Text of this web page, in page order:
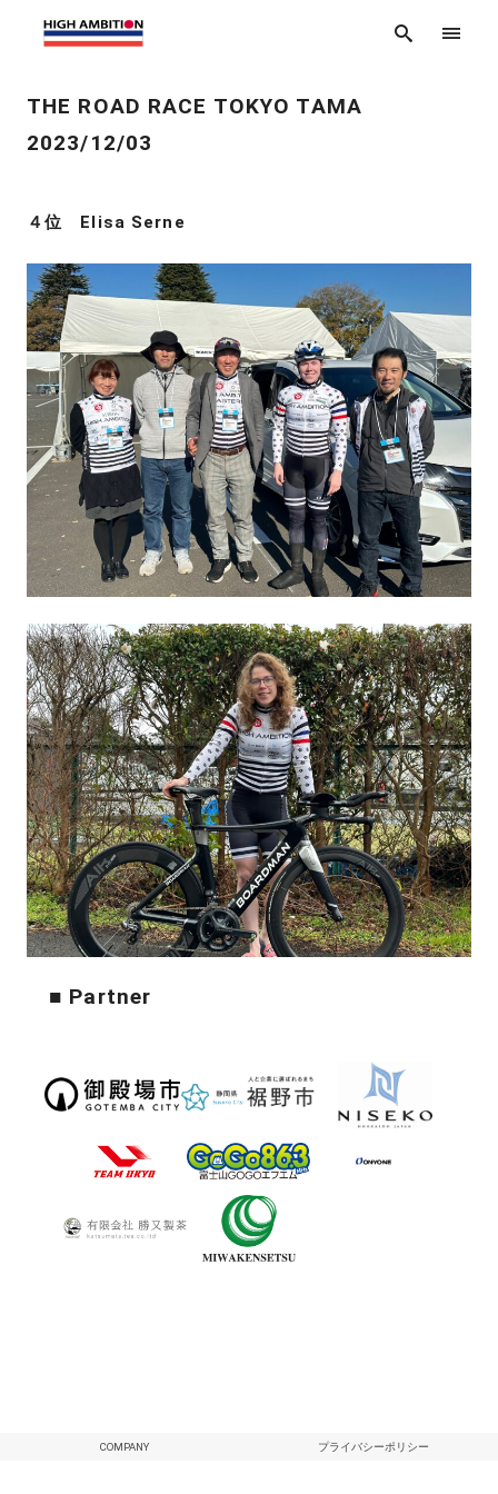
THE ROAD RACE TOKYO TAMA
2023/12/03
４位 Elisa Serne
■ Partner
COMPANY プライバシーポリシー